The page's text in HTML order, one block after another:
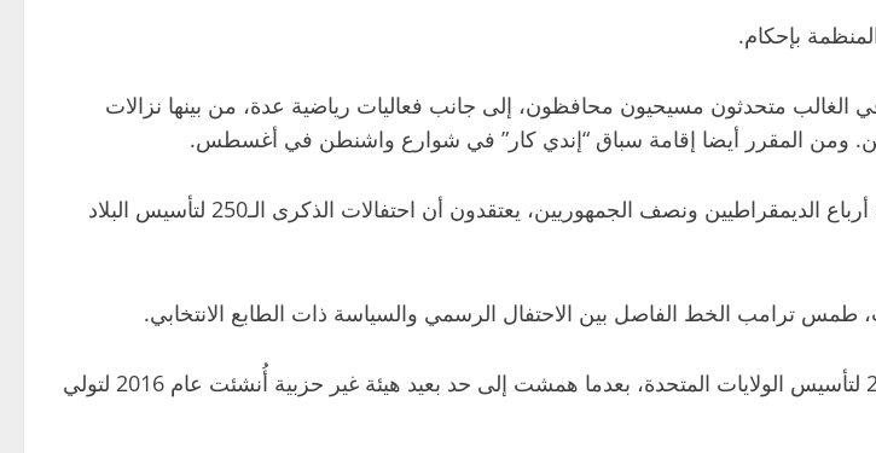
الغالب متحدثون مسيحيون محافظون، إلى جانب فعاليات رياضية عدة، من بينها نزالات
ومن المقرر أيضا إقامة سباق “إندي كار” في شوارع واشنطن في أغسطس.
وأظهر استطلاع للرأي أجرته رويترز/إبسوس أن غالبية الأميركيين، بمن فيهم ثلاثة أرباع الديمقراطيين ونصف الجمهوريين، يعتقدون أن احتفالات الذكرى الـ250 لتأسيس البلاد
طمس ترامب الخط الفاصل بين الاحتفال الرسمي والسياسة ذات الطابع الانتخابي.
مشهد تنظيم الذكرى الـ250 لتأسيس الولايات المتحدة، بعدما همشت إلى حد بعيد هيئة غير حزبية أُنشئت عام 2016 لتولي